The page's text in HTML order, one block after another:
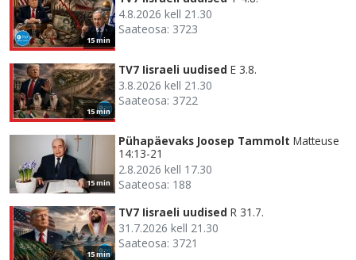
15 min
4.8.2026 kell 21.30
Saateosa: 3723
15 min
TV7 Iisraeli uudised E 3.8.
3.8.2026 kell 21.30
Saateosa: 3722
15 min
Pühapäevaks Joosep Tammolt Matteuse
14:13-21
2.8.2026 kell 17.30
Saateosa: 188
15 min
TV7 Iisraeli uudised R 31.7.
31.7.2026 kell 21.30
Saateosa: 3721